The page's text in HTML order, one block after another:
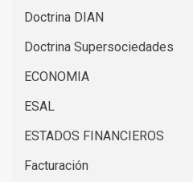
Doctrina DIAN
Doctrina Supersociedades
ECONOMIA
ESAL
ESTADOS FINANCIEROS
Facturación